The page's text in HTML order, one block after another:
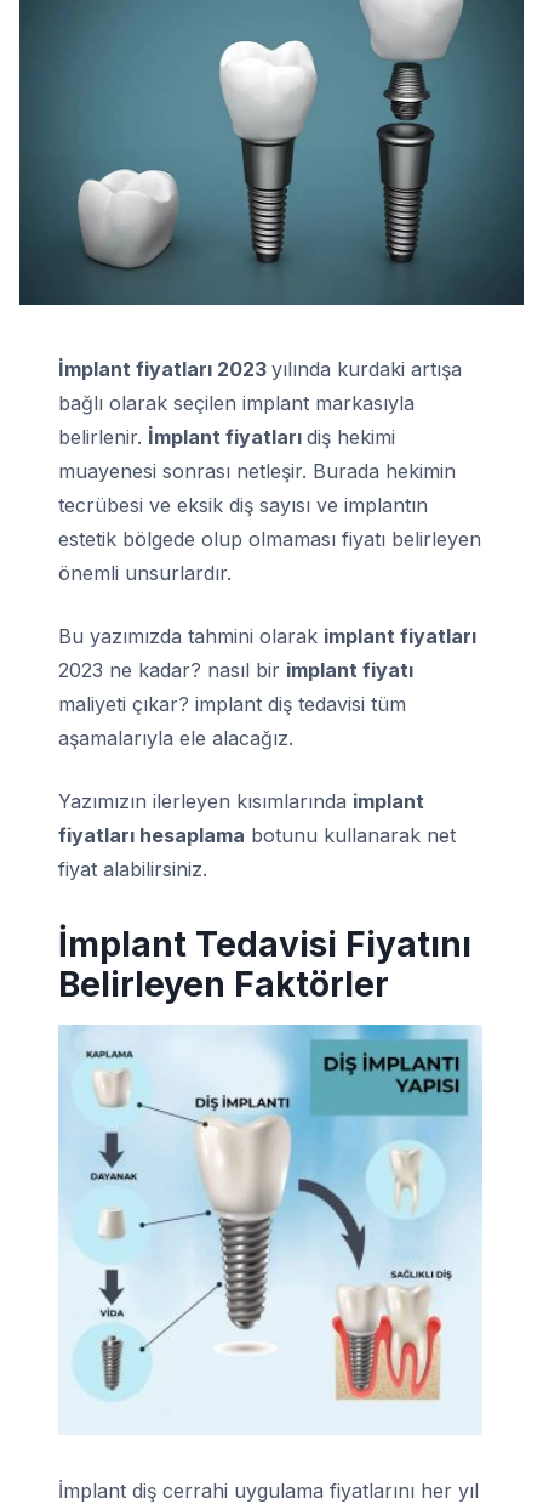
İmplant fiyatları 2023 yılında kurdaki artışa
bağlı olarak seçilen implant markasıyla
belirlenir. İmplant fiyatları diş hekimi
muayenesi sonrası netleşir. Burada hekimin
tecrübesi ve eksik diş sayısı ve implantın
estetik bölgede olup olmaması fiyatı belirleyen
önemli unsurlardır.
Bu yazımızda tahmini olarak implant fiyatları
2023 ne kadar? nasıl bir implant fiyatı
maliyeti çıkar? implant diş tedavisi tüm
aşamalarıyla ele alacağız.
Yazımızın ilerleyen kısımlarında implant
fiyatları hesaplama botunu kullanarak net
fiyat alabilirsiniz.
İmplant Tedavisi Fiyatını
Belirleyen Faktörler
İmplant diş cerrahi uygulama fiyatlarını her yıl